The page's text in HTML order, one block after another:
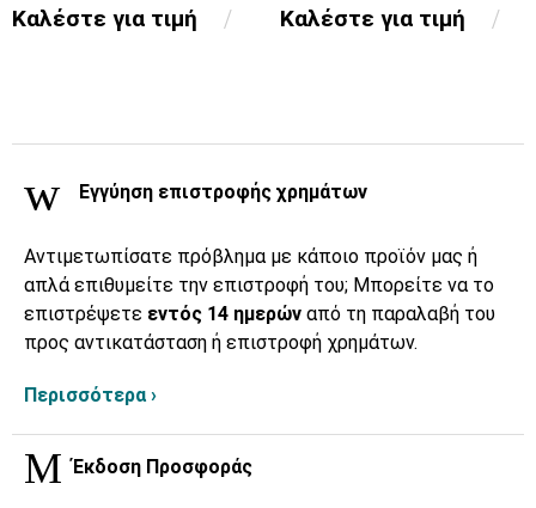
Καλέστε για τιμή Καλέστε για τιμή
Εγγύηση επιστροφής χρημάτων
Αντιμετωπίσατε πρόβλημα με κάποιο προϊόν μας ή
απλά επιθυμείτε την επιστροφή του; Μπορείτε να το
επιστρέψετε εντός 14 ημερών από τη παραλαβή του
προς αντικατάσταση ή επιστροφή χρημάτων.
Περισσότερα ›
Έκδοση Προσφοράς